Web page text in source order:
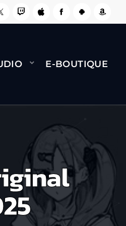
BERNARD MINET - FLY
E-BOUTIQUE